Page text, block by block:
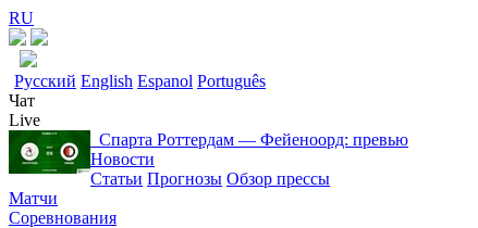
RU
Русский English Espanol Português
Чат
Live
Спарта Роттердам ― Фейеноорд: превью
Новости
Статьи Прогнозы Обзор прессы
Матчи
Соревнования